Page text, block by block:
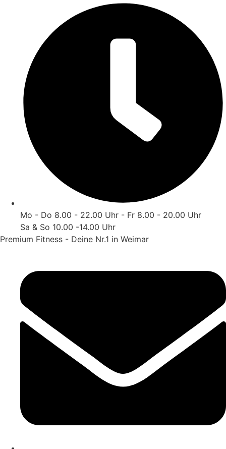
Mo - Do 8.00 - 22.00 Uhr - Fr 8.00 - 20.00 Uhr
Sa & So 10.00 -14.00 Uhr
Premium Fitness - Deine Nr.1 in Weimar